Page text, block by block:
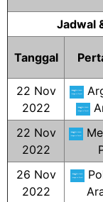
Jadwal
Tanggal
22 Nov
2022
22 Nov
2022
26 Nov
2022